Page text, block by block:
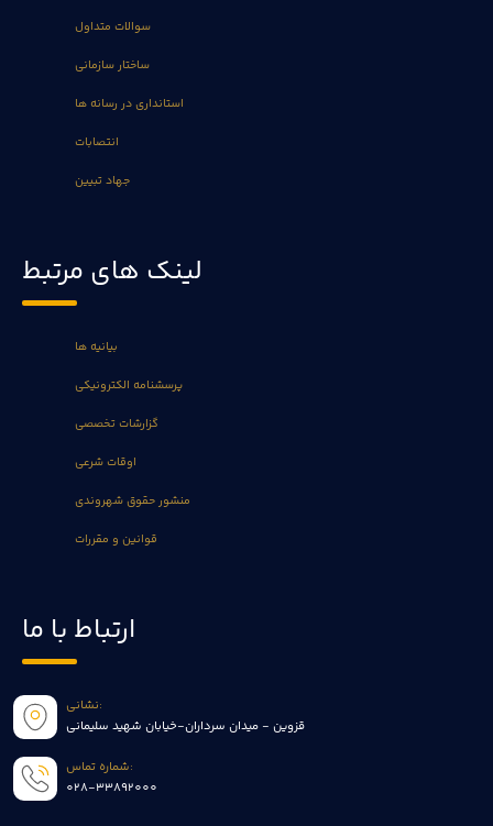
سوالات متداول
ساختار سازمانی
استانداری در رسانه ها
انتصابات
جهاد تبیین
لینک های مرتبط
بیانیه ها
پرسشنامه الکترونیکی
گزارشات تخصصی
اوقات شرعی
منشور حقوق شهروندی
قوانین و مقررات
ارتباط با ما
نشانی:
قزوین - میدان سرداران-خیابان شهید سلیمانی
شماره تماس:
028-33892000